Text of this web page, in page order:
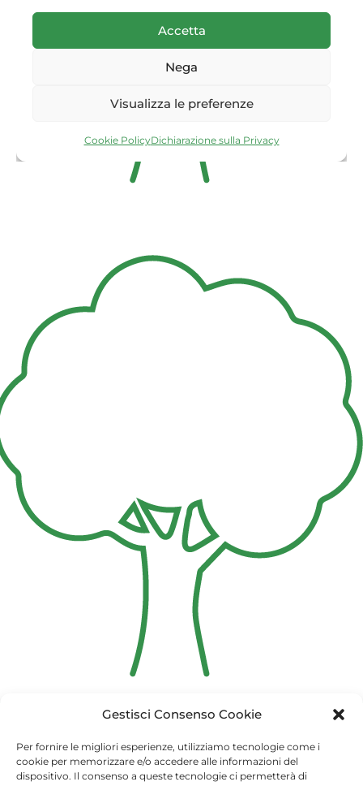
Gestisci Consenso Cookie
Per fornire le migliori esperienze, utilizziamo tecnologie come i
cookie per memorizzare e/o accedere alle informazioni del
dispositivo. Il consenso a queste tecnologie ci permetterà di
Copyright 2021 - Arma dei Carabinieri
unalberoperilfuturo@carabinieri.it